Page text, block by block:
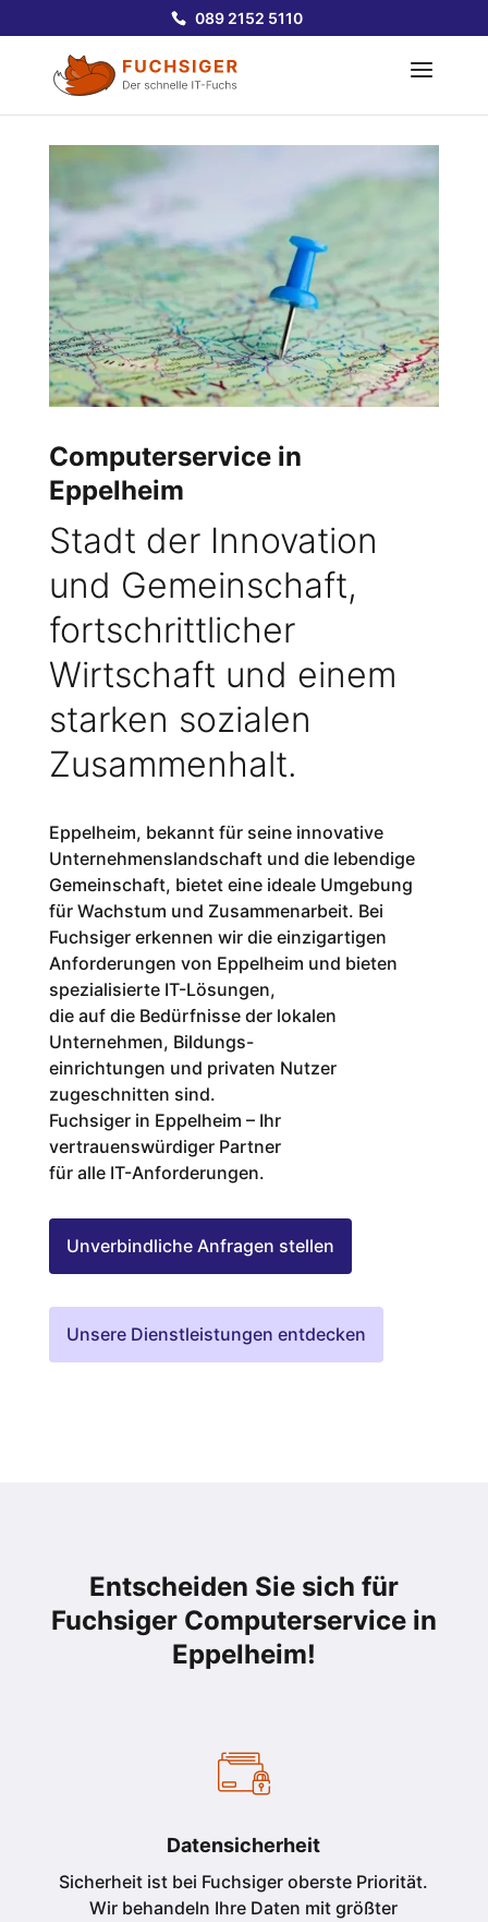
089 2152 5110
Computerservice in
Eppelheim
Stadt der Innovation
und Gemeinschaft,
fortschrittlicher
Wirtschaft und einem
starken sozialen
Zusammenhalt.
Eppelheim, bekannt für seine innovative
Unternehmenslandschaft und die lebendige
Gemeinschaft, bietet eine ideale Umgebung
für Wachstum und Zusammenarbeit. Bei
Fuchsiger erkennen wir die einzigartigen
Anforderungen von Eppelheim und bieten
spezialisierte IT-Lösungen,
die auf die Bedürfnisse der lokalen
Unternehmen, Bildungs-
einrichtungen und privaten Nutzer
zugeschnitten sind.
Fuchsiger in Eppelheim – Ihr
vertrauenswürdiger Partner
für alle IT-Anforderungen.
Unverbindliche Anfragen stellen
Unsere Dienstleistungen entdecken
Entscheiden Sie sich für
Fuchsiger Computerservice in
Eppelheim!
Datensicherheit
Sicherheit ist bei Fuchsiger oberste Priorität.
Wir behandeln Ihre Daten mit größter